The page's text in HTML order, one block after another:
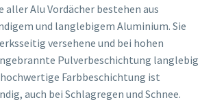
Alu Vordächer bestehen aus
und langlebigem Aluminium. Sie
versehene und bei hohen
Pulverbeschichtung langlebig
Farbbeschichtung ist
auch bei Schlagregen und Schnee.